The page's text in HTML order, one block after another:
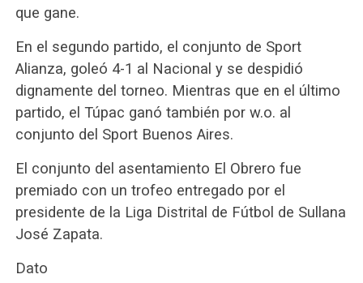
que gane.
En el segundo partido, el conjunto de Sport
Alianza, goleó 4-1 al Nacional y se despidió
dignamente del torneo. Mientras que en el último
partido, el Túpac ganó también por w.o. al
conjunto del Sport Buenos Aires.
El conjunto del asentamiento El Obrero fue
premiado con un trofeo entregado por el
presidente de la Liga Distrital de Fútbol de Sullana
José Zapata.
Dato